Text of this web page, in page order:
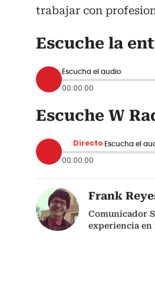
trabajar con
Escuche la
Escucha el audio
00:00:00
Escuche W
Directo Escucha el
00:00:00
Frank
Comunicador
experiencia